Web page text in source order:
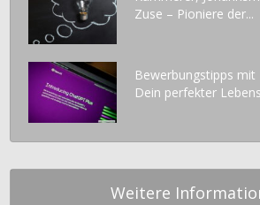
Zuse – Pioniere der...
Bewerbungstipps mit
Dein perfekter
Weitere